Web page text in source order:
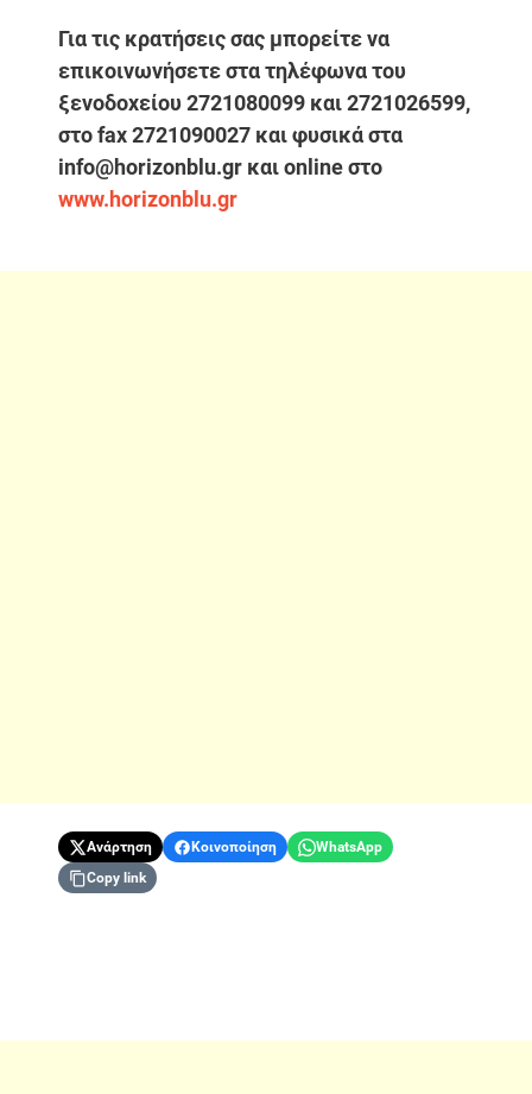
Για τις κρατήσεις σας μπορείτε να
επικοινωνήσετε στα τηλέφωνα του
ξενοδοχείου 2721080099 και 2721026599,
στο fax 2721090027 και φυσικά στα
info@horizonblu.gr και online στο
www.horizonblu.gr
Ανάρτηση Κοινοποίηση
WhatsApp
Copy link